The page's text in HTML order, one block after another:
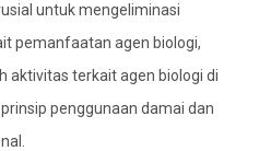
untuk mengeliminasi
pemanfaatan agen biologi,
aktivitas terkait agen biologi di
penggunaan damai dan